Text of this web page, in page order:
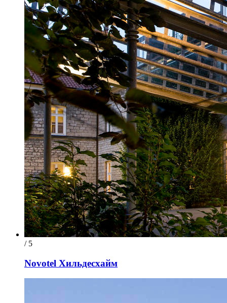
/ 5
Novotel Хильдесхайм